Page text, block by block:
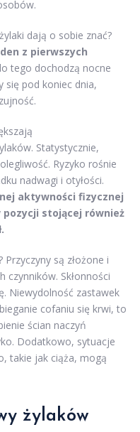
dają o sobie znać?
z pierwszych
tego dochodzą nocne
się pod koniec dnia,
Statystycznie,
Ryzyko rośnie
nadwagi i otyłości.
aktywności fizycznej
pozycji stojącej również
są złożone i
czynników. Skłonności
Niewydolność zastawek
cofaniu się krwi, to
ścian naczyń
Dodatkowo, sytuacje
takie jak ciąża, mogą
żylaków